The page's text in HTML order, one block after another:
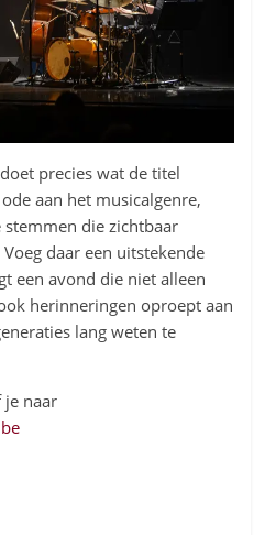
doet precies wat de titel
aan het musicalgenre,
die zichtbaar
daar een uitstekende
een avond die niet alleen
herinneringen oproept aan
lang weten te
naar